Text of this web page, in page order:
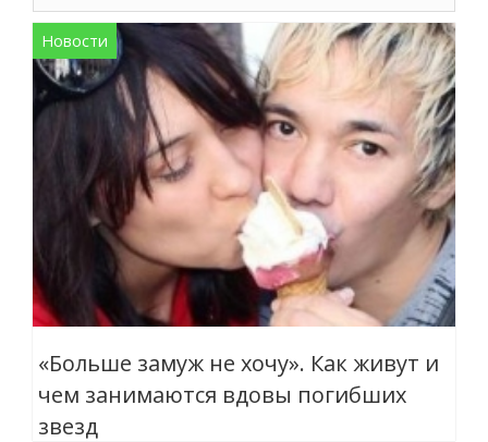
Новости
«Больше замуж не хочу». Как живут и
чем занимаются вдовы погибших
звезд